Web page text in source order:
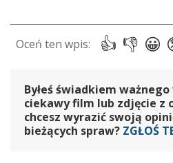
Byłeś świadkiem
ciekawy film lub zdjęcie z
chcesz wyrazić swoją
bieżących spraw? ZGŁOŚ